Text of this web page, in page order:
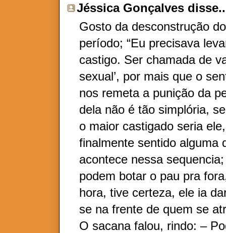
Jéssica Gonçalves
Gosto da desconstrução
período; “Eu precisava
castigo. Ser chamada de
sexual’, por mais que o
nos remeta a punição da
dela não é tão simplória,
o maior castigado seria
finalmente sentido alguma
acontece nessa
podem botar o pau pra
hora, tive certeza, ele ia
se na frente de quem se
O sacana falou, rindo: –